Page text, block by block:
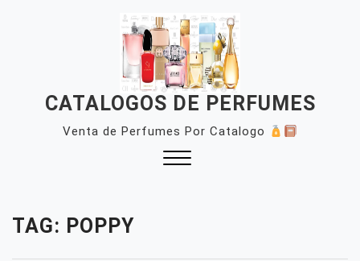
CATALOGOS DE PERFUMES
Venta de Perfumes Por Catalogo
TAG: POPPY